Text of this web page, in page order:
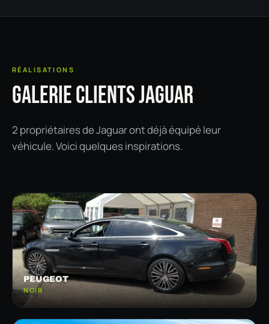
RÉALISATIONS
GALERIE CLIENTS JAGUAR
2 propriétaires de Jaguar ont déjà équipé leur
véhicule. Voici quelques inspirations.
PEUGEOT
NOIR